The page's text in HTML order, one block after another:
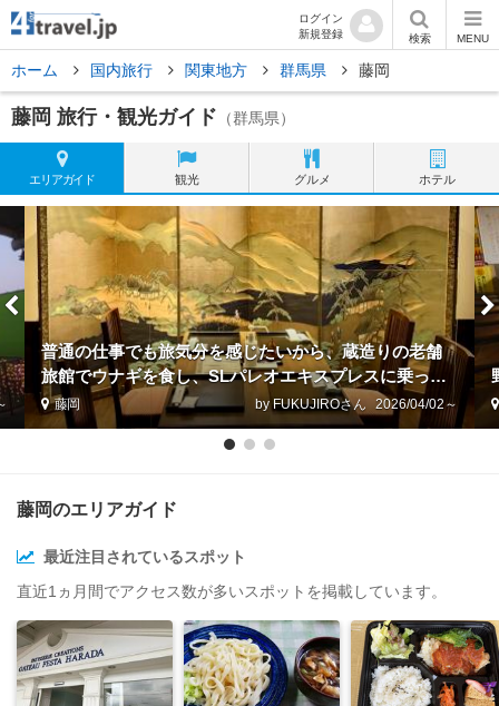
ログイン
新規登録
検索 MENU
ホーム 国内旅行 関東地方 群馬県 藤岡
藤岡 旅行・観光ガイド （群馬県）
エリアガイド 観光 グルメ ホテル
普通の仕事でも旅気分を感じたいから、蔵造りの老舗
旅館でウナギを食し、SLパレオエキスプレスに乗って
秩父路へ
藤岡 by FUKUJIRO 2026/04/02～
藤岡のエリアガイド
最近注目されているスポット
直近1ヵ月間でアクセス数が多いスポットを掲載しています。